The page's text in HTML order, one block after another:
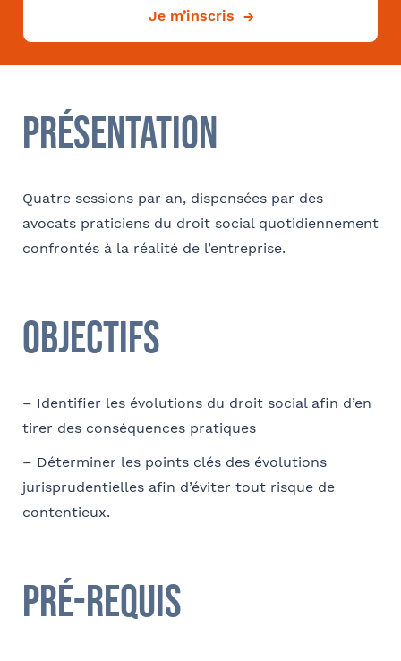
Je m’inscris
Présentation
Quatre sessions par an, dispensées par des
avocats praticiens du droit social quotidiennement
confrontés à la réalité de l’entreprise.
Objectifs
– Identifier les évolutions du droit social afin d’en
tirer des conséquences pratiques
– Déterminer les points clés des évolutions
jurisprudentielles afin d’éviter tout risque de
contentieux.
Pré-requis
Comment avez-vous connu le cabinet / la formation ?
Internet Bon appétit RH
Adresse
Code postal
Téléphone